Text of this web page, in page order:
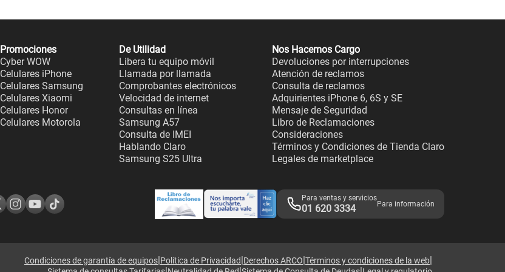
Promociones
Cyber WOW
Celulares iPhone
Celulares Samsung
Celulares Xiaomi
Celulares Honor
Celulares Motorola
De Utilidad
Libera tu equipo móvil
Llamada por llamada
Comprobantes electrónicos
Velocidad de internet
Consultas en línea
Samsung A57
Consulta de IMEI
Hablando Claro
Samsung S25 Ultra
Nos Hacemos Cargo
Devoluciones por interrupciones
Atención de reclamos
Consulta de reclamos
Adquirientes iPhone 6, 6S y SE
Mensaje de Seguridad
Libro de Reclamaciones
Consideraciones
Términos y Condiciones de Tienda Claro
Legales de marketplace
Para ventas y servicios
01 620 3334 Para información
Condiciones de garantía de equipos|Política de Privacidad|Derechos ARCO|Términos y condiciones de la web|